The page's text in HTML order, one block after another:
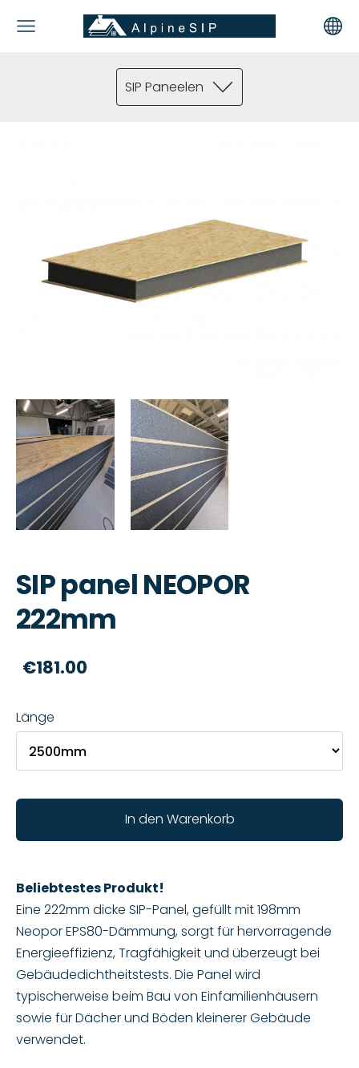
SIP Paneelen
SIP panel NEOPOR
222mm
€181.00
Länge
In den Warenkorb
Beliebtestes Produkt!
Eine 222mm dicke SIP-Panel, gefüllt mit 198mm
Neopor EPS80-Dämmung, sorgt für hervorragende
Energieeffizienz, Tragfähigkeit und überzeugt bei
Gebäudedichtheitstests. Die Panel wird
typischerweise beim Bau von Einfamilienhäusern
sowie für Dächer und Böden kleinerer Gebäude
verwendet.